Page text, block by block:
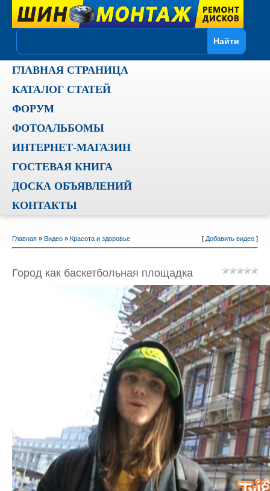
ГЛАВНАЯ СТРАНИЦА
КАТАЛОГ СТАТЕЙ
ФОРУМ
ФОТОАЛЬБОМЫ
ИНТЕРНЕТ-МАГАЗИН
ГОСТЕВАЯ КНИГА
ДОСКА ОБЪЯВЛЕНИЙ
КОНТАКТЫ
Главная» Видео» Красота и здоровье [ Добавить видео]
Город как баскетбольная площадка